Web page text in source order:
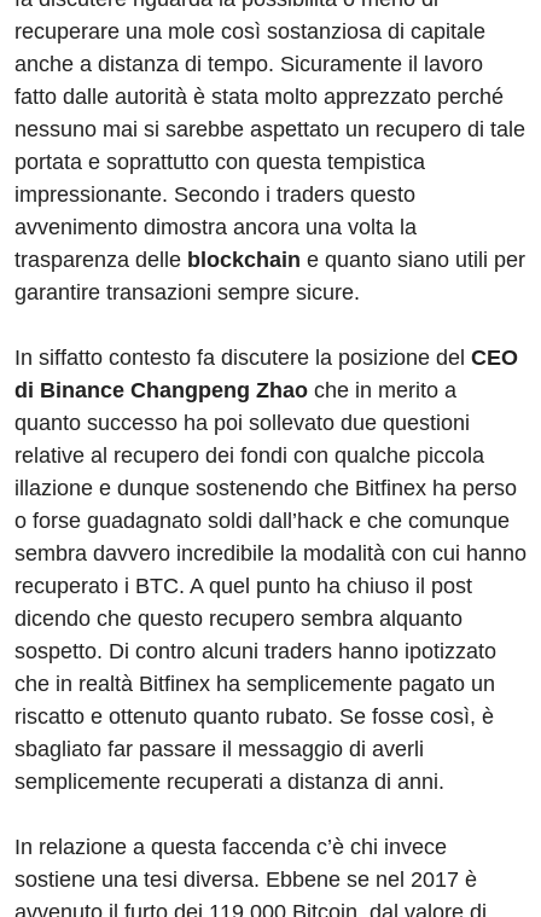
recuperare una mole così sostanziosa di capitale
anche a distanza di tempo. Sicuramente il lavoro
fatto dalle autorità è stata molto apprezzato perché
nessuno mai si sarebbe aspettato un recupero di tale
portata e soprattutto con questa tempistica
impressionante. Secondo i traders questo
avvenimento dimostra ancora una volta la
trasparenza delle blockchain e quanto siano utili per
garantire transazioni sempre sicure.
In siffatto contesto fa discutere la posizione del CEO
di Binance Changpeng Zhao che in merito a
quanto successo ha poi sollevato due questioni
relative al recupero dei fondi con qualche piccola
illazione e dunque sostenendo che Bitfinex ha perso
o forse guadagnato soldi dall’hack e che comunque
sembra davvero incredibile la modalità con cui hanno
recuperato i BTC. A quel punto ha chiuso il post
dicendo che questo recupero sembra alquanto
sospetto. Di contro alcuni traders hanno ipotizzato
che in realtà Bitfinex ha semplicemente pagato un
riscatto e ottenuto quanto rubato. Se fosse così, è
sbagliato far passare il messaggio di averli
semplicemente recuperati a distanza di anni.
In relazione a questa faccenda c’è chi invece
sostiene una tesi diversa. Ebbene se nel 2017 è